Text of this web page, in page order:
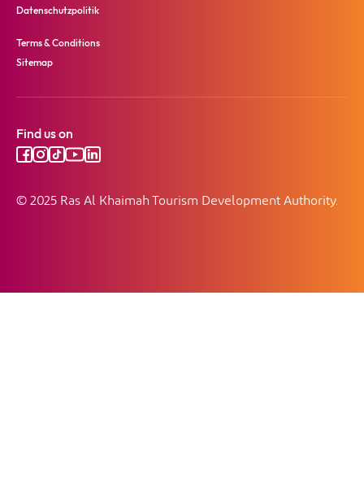
Datenschutzpolitik
Terms & Conditions
Sitemap
Find us on
© 2025 Ras Al Khaimah Tourism Development Authority.